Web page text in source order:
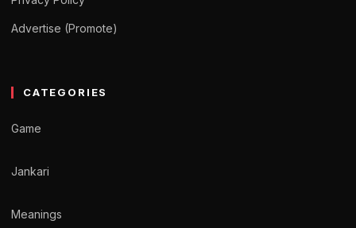
Advertise (Promote)
CATEGORIES
Game
Jankari
Meanings